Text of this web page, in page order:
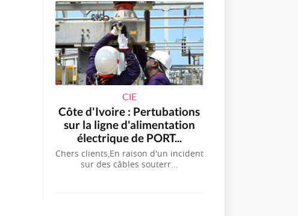
CIE
Côte d'Ivoire : Pertubations
sur la ligne d'alimentation
électrique de PORT...
Chers clients,En raison d'un incident
sur des câbles souterr...